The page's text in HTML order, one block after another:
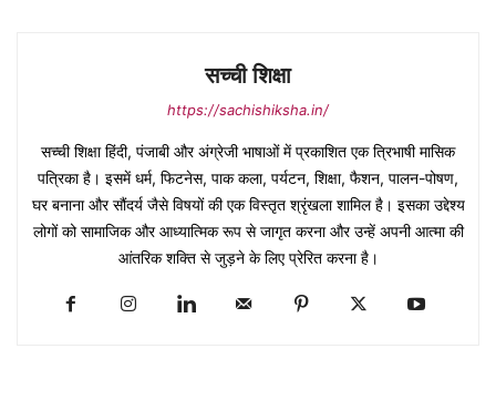
सच्ची शिक्षा
https://sachishiksha.in/
सच्ची शिक्षा हिंदी, पंजाबी और अंग्रेजी भाषाओं में प्रकाशित एक त्रिभाषी मासिक
पत्रिका है। इसमें धर्म, फिटनेस, पाक कला, पर्यटन, शिक्षा, फैशन, पालन-पोषण,
घर बनाना और सौंदर्य जैसे विषयों की एक विस्तृत श्रृंखला शामिल है। इसका उद्देश्य
लोगों को सामाजिक और आध्यात्मिक रूप से जागृत करना और उन्हें अपनी आत्मा की
आंतरिक शक्ति से जुड़ने के लिए प्रेरित करना है।